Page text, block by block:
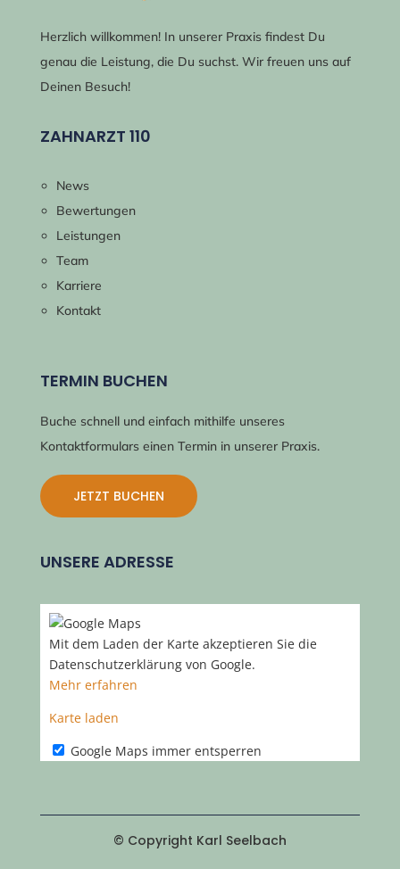
Herzlich willkommen! In unserer Praxis findest Du
genau die Leistung, die Du suchst. Wir freuen uns auf
Deinen Besuch!
ZAHNARZT 110
News
Bewertungen
Leistungen
Team
Karriere
Kontakt
TERMIN BUCHEN
Buche schnell und einfach mithilfe unseres
Kontaktformulars einen Termin in unserer Praxis.
JETZT BUCHEN
UNSERE ADRESSE
Mit dem Laden der Karte akzeptieren Sie die
Datenschutzerklärung von Google.
Mehr erfahren
Karte laden
Google Maps immer entsperren
© Copyright Karl Seelbach